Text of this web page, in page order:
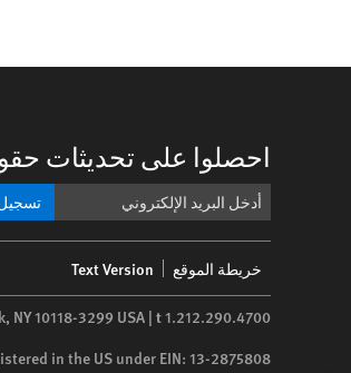
احصلوا على تحديثات
menu
خريطة الموقع Text Version
NY10118-3299 USA | t1.212.290.4700
in the US under EIN: 13-2875808